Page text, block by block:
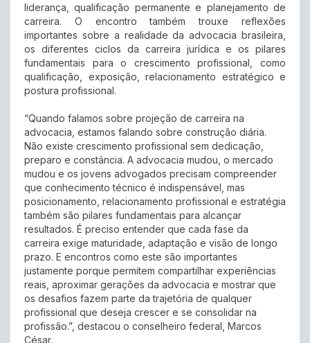
liderança, qualificação permanente e planejamento de
carreira. O encontro também trouxe reflexões
importantes sobre a realidade da advocacia brasileira,
os diferentes ciclos da carreira jurídica e os pilares
fundamentais para o crescimento profissional, como
qualificação, exposição, relacionamento estratégico e
postura profissional.
“Quando falamos sobre projeção de carreira na
advocacia, estamos falando sobre construção diária.
Não existe crescimento profissional sem dedicação,
preparo e constância. A advocacia mudou, o mercado
mudou e os jovens advogados precisam compreender
que conhecimento técnico é indispensável, mas
posicionamento, relacionamento profissional e estratégia
também são pilares fundamentais para alcançar
resultados. É preciso entender que cada fase da
carreira exige maturidade, adaptação e visão de longo
prazo. E encontros como este são importantes
justamente porque permitem compartilhar experiências
reais, aproximar gerações da advocacia e mostrar que
os desafios fazem parte da trajetória de qualquer
profissional que deseja crescer e se consolidar na
profissão.”, destacou o conselheiro federal, Marcos
César.